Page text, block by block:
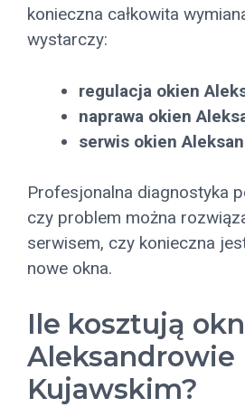
konieczna całkowita
wystarczy:
regulacja okien
naprawa okien
serwis okien
Profesjonalna diagnostyka
czy problem można
serwisem, czy konieczna
nowe okna.
Ile kosztują
Aleksandrowie
Kujawskim?